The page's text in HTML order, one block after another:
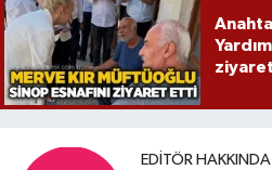
EDITÖR HAKKINDA